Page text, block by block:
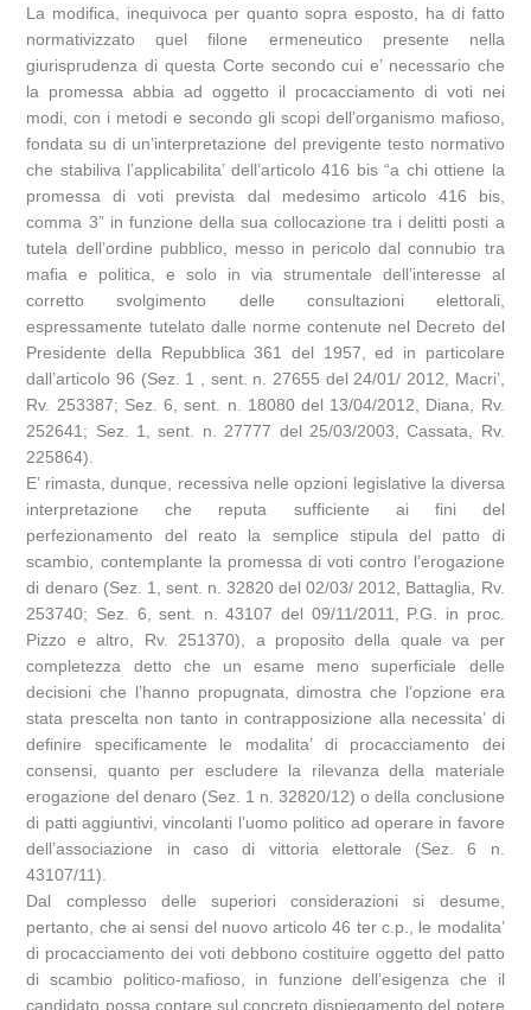
La modifica, inequivoca per quanto sopra esposto, ha di fatto
normativizzato quel filone ermeneutico presente nella
giurisprudenza di questa Corte secondo cui e’ necessario che
la promessa abbia ad oggetto il procacciamento di voti nei
modi, con i metodi e secondo gli scopi dell’organismo mafioso,
fondata su di un’interpretazione del previgente testo normativo
che stabiliva l’applicabilita’ dell’articolo 416 bis “a chi ottiene la
promessa di voti prevista dal medesimo articolo 416 bis,
comma 3” in funzione della sua collocazione tra i delitti posti a
tutela dell’ordine pubblico, messo in pericolo dal connubio tra
mafia e politica, e solo in via strumentale dell’interesse al
corretto svolgimento delle consultazioni elettorali,
espressamente tutelato dalle norme contenute nel Decreto del
Presidente della Repubblica 361 del 1957, ed in particolare
dall’articolo 96 (Sez. 1 , sent. n. 27655 del 24/01/ 2012, Macri’,
Rv. 253387; Sez. 6, sent. n. 18080 del 13/04/2012, Diana, Rv.
252641; Sez. 1, sent. n. 27777 del 25/03/2003, Cassata, Rv.
225864).
E’ rimasta, dunque, recessiva nelle opzioni legislative la diversa
interpretazione che reputa sufficiente ai fini del
perfezionamento del reato la semplice stipula del patto di
scambio, contemplante la promessa di voti contro l’erogazione
di denaro (Sez. 1, sent. n. 32820 del 02/03/ 2012, Battaglia, Rv.
253740; Sez. 6, sent. n. 43107 del 09/11/2011, P.G. in proc.
Pizzo e altro, Rv. 251370), a proposito della quale va per
completezza detto che un esame meno superficiale delle
decisioni che l’hanno propugnata, dimostra che l’opzione era
stata prescelta non tanto in contrapposizione alla necessita’ di
definire specificamente le modalita’ di procacciamento dei
consensi, quanto per escludere la rilevanza della materiale
erogazione del denaro (Sez. 1 n. 32820/12) o della conclusione
di patti aggiuntivi, vincolanti l’uomo politico ad operare in favore
dell’associazione in caso di vittoria elettorale (Sez. 6 n.
43107/11).
Dal complesso delle superiori considerazioni si desume,
pertanto, che ai sensi del nuovo articolo 46 ter c.p., le modalita’
di procacciamento dei voti debbono costituire oggetto del patto
di scambio politico-mafioso, in funzione dell’esigenza che il
candidato possa contare sul concreto dispiegamento del potere